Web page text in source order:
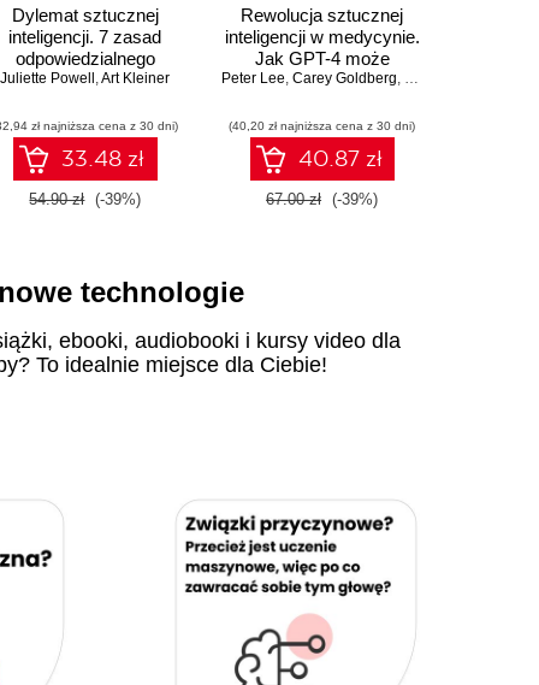
Dylemat sztucznej
inteligencji. 7 zasad
odpowiedzialnego
tworzenia technologii
Juliette Powell ,Art Kleiner
zł najniższa cena z 30 dni)
33.48 zł
54.90 zł (-39%)
Rewolucja sztucznej
inteligencji w medycynie.
Jak GPT-4 może
zmienić przyszłość
Peter Lee,Carey Goldberg, Isaac Kohane
(40,20 zł najniższa cena z 30 dni)
40.87 zł
67.00 zł (-39%)
technologie
ebooki, audiobooki i kursy video dla
To idealnie miejsce dla Ciebie!